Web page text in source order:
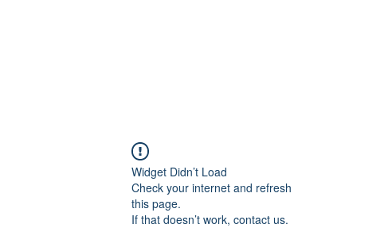
Widget Didn’t Load
Check your internet and refresh
this page.
If that doesn’t work, contact us.